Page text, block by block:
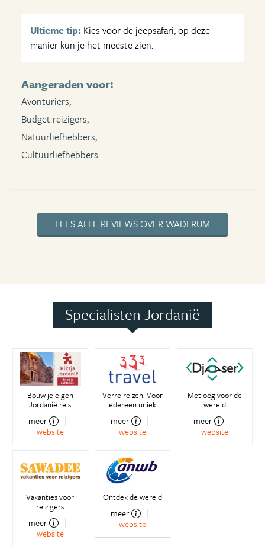
Ultieme tip: Kies voor de jeepsafari, op deze
manier kun je het meeste zien.
Aangeraden voor:
Avonturiers,
Budget reizigers,
Natuurliefhebbers,
Cultuurliefhebbers
LEES ALLE REVIEWS OVER WADI RUM
Specialisten Jordanië
Bouw je eigen
Jordanië reis
meer
website
Verre reizen. Voor
iedereen uniek.
meer
website
Met oog voor de
wereld
meer
website
Vakanties voor
reizigers
meer
website
Ontdek de wereld
meer
website